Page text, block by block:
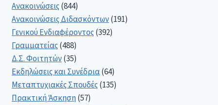
Ανακοινώσεις(844)
Ανακοινώσεις Διδασκόντων(191)
Γενικού Ενδιαφέροντος(392)
Γραμματείας(488)
Δ.Σ. Φοιτητών(35)
Εκδηλώσεις και Συνέδρια(64)
Μεταπτυχιακές Σπουδές(135)
Πρακτική Άσκηση(57)